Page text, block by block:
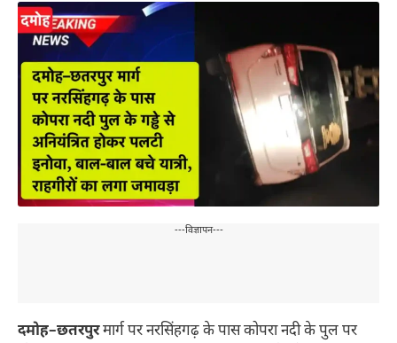
---विज्ञापन---
दमोह–छतरपुरमार्ग पर नरसिंहगढ़ के पास कोपरा नदी के पुल पर